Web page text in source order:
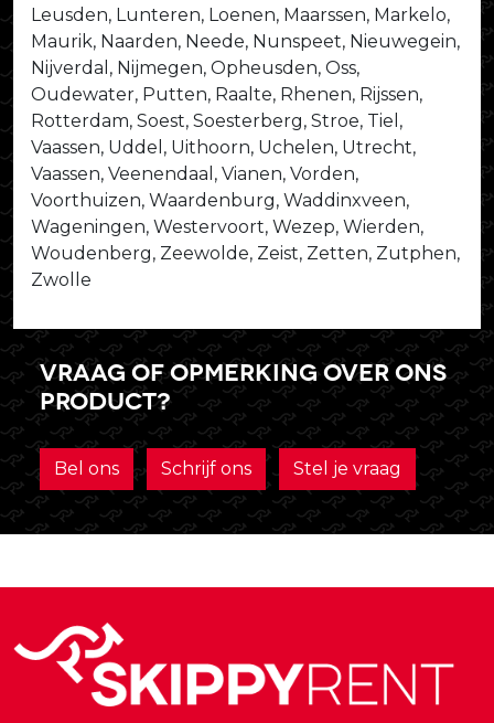
Leusden, Lunteren, Loenen, Maarssen, Markelo,
Maurik, Naarden, Neede, Nunspeet, Nieuwegein,
Nijverdal, Nijmegen, Opheusden, Oss,
Oudewater, Putten, Raalte, Rhenen, Rijssen,
Rotterdam, Soest, Soesterberg, Stroe, Tiel,
Vaassen, Uddel, Uithoorn, Uchelen, Utrecht,
Vaassen, Veenendaal, Vianen, Vorden,
Voorthuizen, Waardenburg, Waddinxveen,
Wageningen, Westervoort, Wezep, Wierden,
Woudenberg, Zeewolde, Zeist, Zetten, Zutphen,
Zwolle
Vraag of opmerking over ons
product?
Bel ons Schrijf ons Stel je vraag